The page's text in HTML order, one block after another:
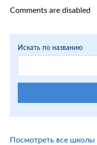
Comments are disabled
Искать по названию
Посмотреть все школы